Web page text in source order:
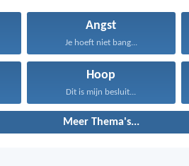
Angst
Je hoeft niet bang...
Hoop
Dit is mijn besluit...
Meer Thema's...